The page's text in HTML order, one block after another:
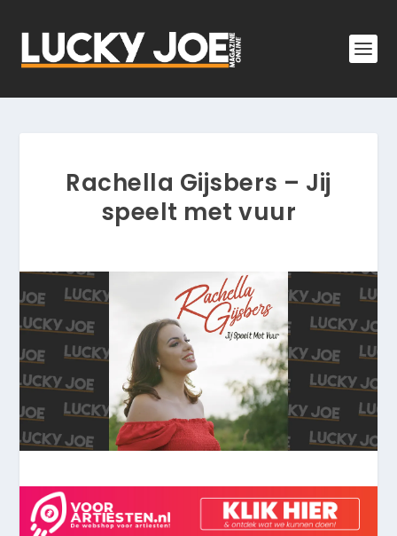
Rachella Gijsbers – Jij
speelt met vuur